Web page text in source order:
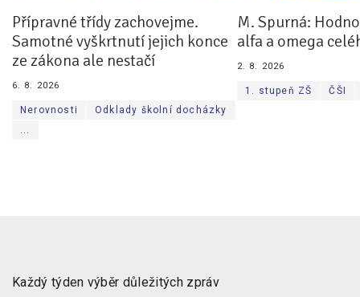
Přípravné třídy zachovejme.
Samotné vyškrtnutí jejich konce
ze zákona ale nestačí
6. 8. 2026
Nerovnosti
Odklady školní docházky
...
M. Spurná:
alfa a omega
2. 8. 2026
1. stupeň ZŠ ČŠI
Každý týden výběr důležitých zpráv